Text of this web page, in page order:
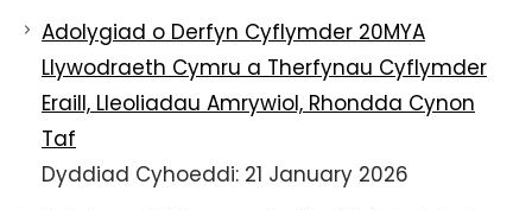
Adolygiad o Derfyn Cyflymder 20MYA
Llywodraeth Cymru a Therfynau Cyflymder
Eraill, Lleoliadau Amrywiol, Rhondda Cynon
Taf
Dyddiad Cyhoeddi: 21 January 2026